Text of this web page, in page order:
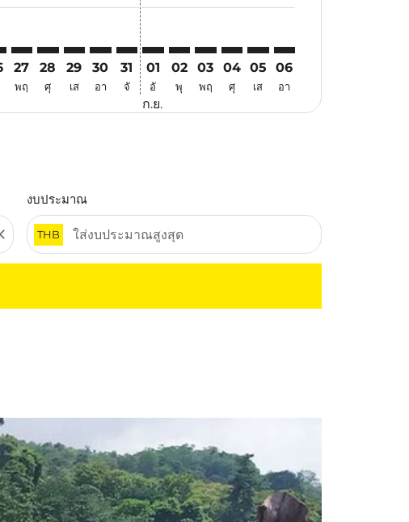
27
พฤ
28
ศุ
29
เส
30
อา
31
จั
01
อั
ก.ย.
02
พุ
03
พฤ
04
ศุ
05
เส
06
อา
งบประมาณ
THB